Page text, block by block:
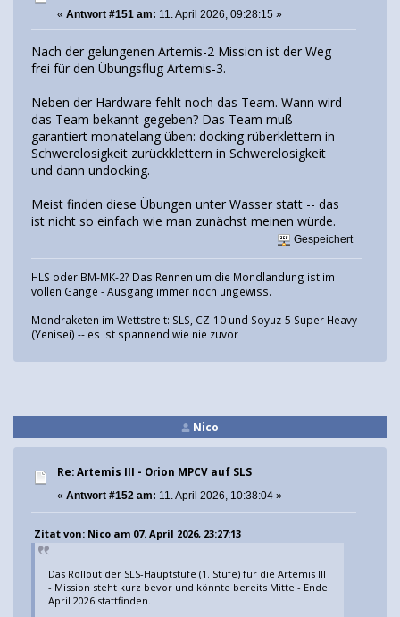
« Antwort #151 am: 11. April 2026, 09:28:15 »
Nach der gelungenen Artemis-2 Mission ist der Weg
frei für den Übungsflug Artemis-3.
Neben der Hardware fehlt noch das Team. Wann wird
das Team bekannt gegeben? Das Team muß
garantiert monatelang üben: docking rüberklettern in
Schwerelosigkeit zurückklettern in Schwerelosigkeit
und dann undocking.
Meist finden diese Übungen unter Wasser statt -- das
ist nicht so einfach wie man zunächst meinen würde.
Gespeichert
HLS oder BM-MK-2? Das Rennen um die Mondlandung ist im
vollen Gange - Ausgang immer noch ungewiss.
Mondraketen im Wettstreit: SLS, CZ-10 und Soyuz-5 Super Heavy
(Yenisei) -- es ist spannend wie nie zuvor
Nico
Re: Artemis III - Orion MPCV auf SLS
« Antwort #152 am: 11. April 2026, 10:38:04 »
Zitat von: Nico am 07. April 2026, 23:27:13
Das Rollout der SLS-Hauptstufe (1. Stufe) für die Artemis III
- Mission steht kurz bevor und könnte bereits Mitte - Ende
April 2026 stattfinden.